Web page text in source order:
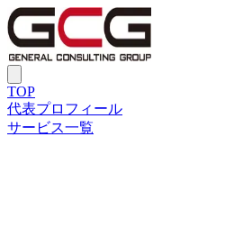
TOP
代表プロフィール
サービス一覧